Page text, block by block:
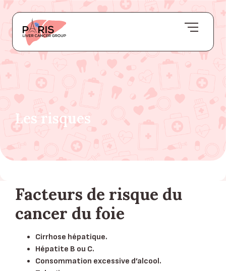
Les risques
Facteurs de risque du
cancer du foie
Cirrhose hépatique.
Hépatite B ou C.
Consommation excessive d’alcool.